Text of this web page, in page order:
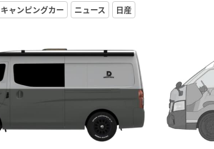
キャンピングカー ニュース 日産